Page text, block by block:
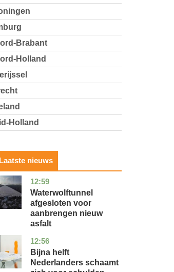
Brabant
Holland
Holland
Laatste nieuws
12:59
noord-
holland
nieuws
Waterwolftunnel
afgesloten voor
aanbrengen nieuw
asfalt
12:56
noord-
holland
economie
Bijna helft
Nederlanders schaamt